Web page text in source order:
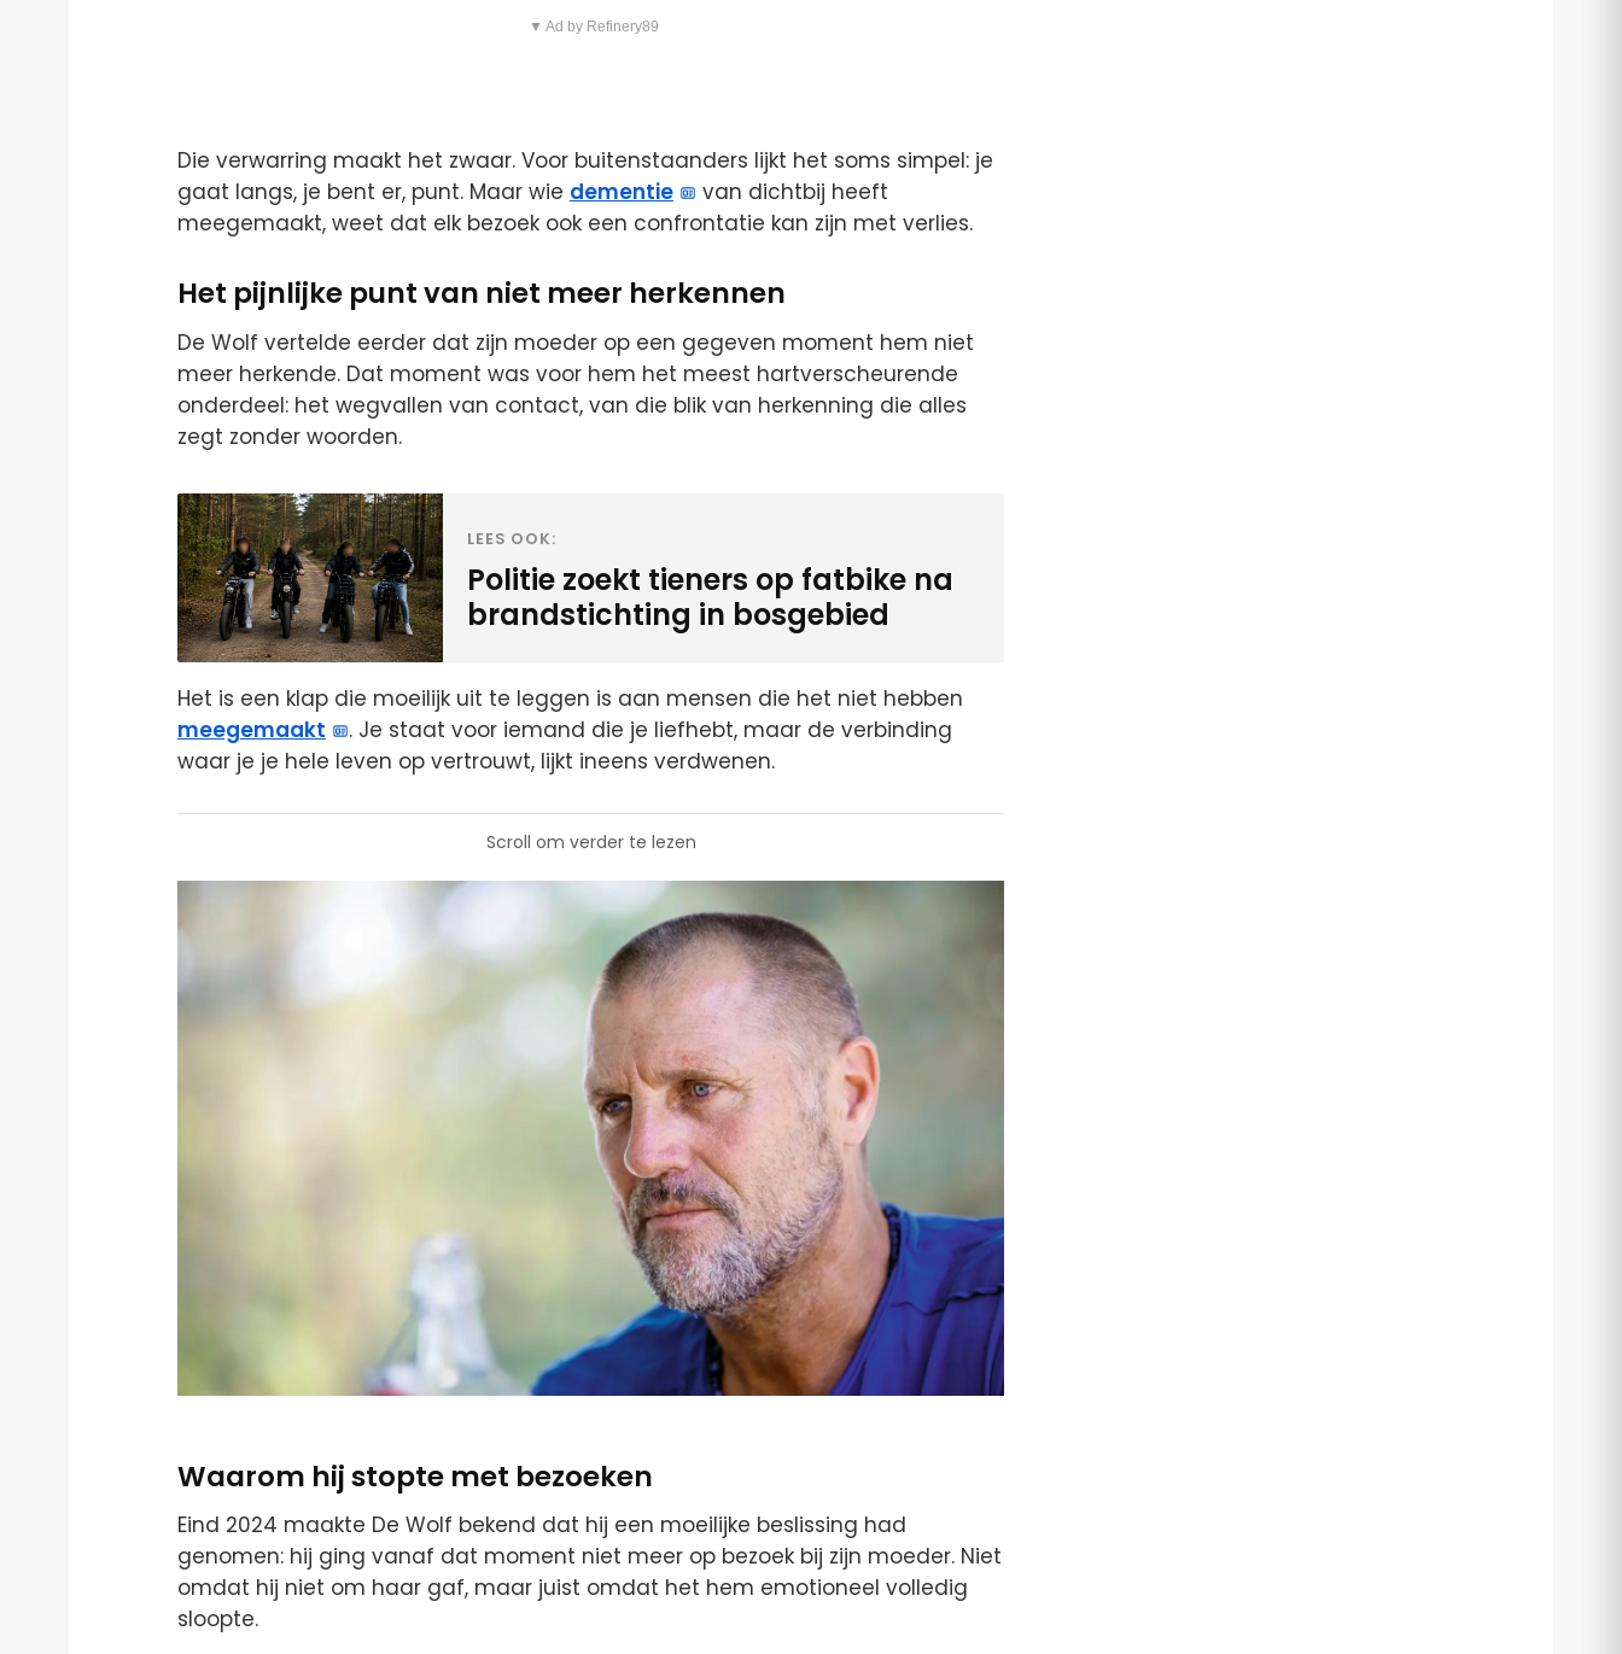
▼ Ad by Refinery89
Die verwarring maakt het zwaar. Voor buitenstaanders lijkt het soms simpel: je
gaat langs, je bent er, punt. Maar wie dementie
van dichtbij heeft
meegemaakt, weet dat elk bezoek ook een confrontatie kan zijn met verlies.
Het pijnlijke punt van niet meer herkennen
De Wolf vertelde eerder dat zijn moeder op een gegeven moment hem niet
meer herkende. Dat moment was voor hem het meest hartverscheurende
onderdeel: het wegvallen van contact, van die blik van herkenning die alles
zegt zonder woorden.
LEES OOK:
Politie zoekt tieners op fatbike na
brandstichting in bosgebied
Het is een klap die moeilijk uit te leggen is aan mensen die het niet hebben
meegemaakt
. Je staat voor iemand die je liefhebt, maar de verbinding
waar je je hele leven op vertrouwt, lijkt ineens verdwenen.
Scroll om verder te lezen
Waarom hij stopte met bezoeken
Eind 2024 maakte De Wolf bekend dat hij een moeilijke beslissing had
genomen: hij ging vanaf dat moment niet meer op bezoek bij zijn moeder. Niet
omdat hij niet om haar gaf, maar juist omdat het hem emotioneel volledig
sloopte.